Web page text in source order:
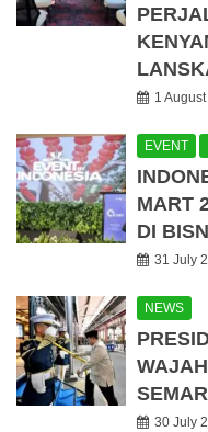
1
EVENT
MART
DI
31 July
NEWS
30 July